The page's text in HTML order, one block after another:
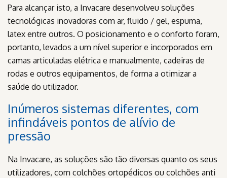
Para alcançar isto, a Invacare desenvolveu soluções
tecnológicas inovadoras com ar, fluido / gel, espuma,
latex entre outros. O posicionamento e o conforto foram,
portanto, levados a um nível superior e incorporados em
camas articuladas elétrica e manualmente, cadeiras de
rodas e outros equipamentos, de forma a otimizar a
saúde do utilizador.
Inúmeros sistemas diferentes, com
infindáveis pontos de alívio de
pressão
Na Invacare, as soluções são tão diversas quanto os seus
utilizadores, com colchões ortopédicos ou colchões anti